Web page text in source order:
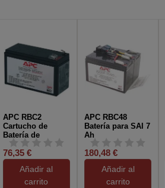
APC RBC2
Cartucho de
Batería de
UPS
76,35 €
Añadir al
carrito
APC RBC48
Batería para SAI 7
Ah
180,48 €
Añadir al
carrito